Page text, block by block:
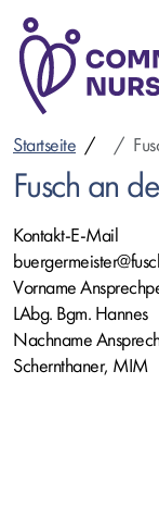
Direkt
zum
Inhalt
Startseite
Fusch an
Kontakt-E-Mail
Vorname
LAbg. Bgm. Hannes
Nachname
Schernthaner, MIM